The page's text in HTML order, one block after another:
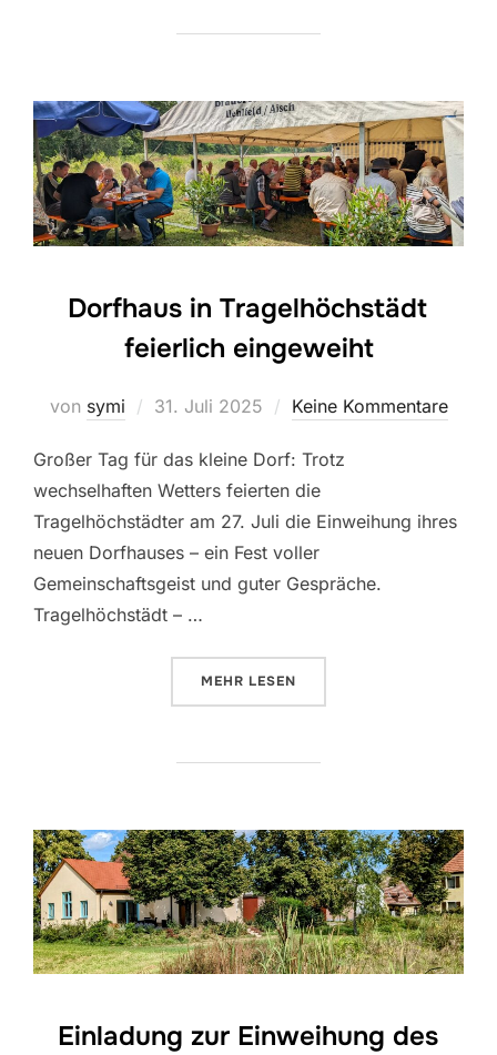
Dorfhaus in Tragelhöchstädt
feierlich eingeweiht
von symi
Veröffentlicht
31. Juli 2025 Keine Kommentare
Großer Tag für das kleine Dorf: Trotz
wechselhaften Wetters feierten die
Tragelhöchstädter am 27. Juli die Einweihung ihres
neuen Dorfhauses – ein Fest voller
Gemeinschaftsgeist und guter Gespräche.
Tragelhöchstädt – …
MEHR ÜBER „DORFHAUS IN
LESEN
Einladung zur Einweihung des